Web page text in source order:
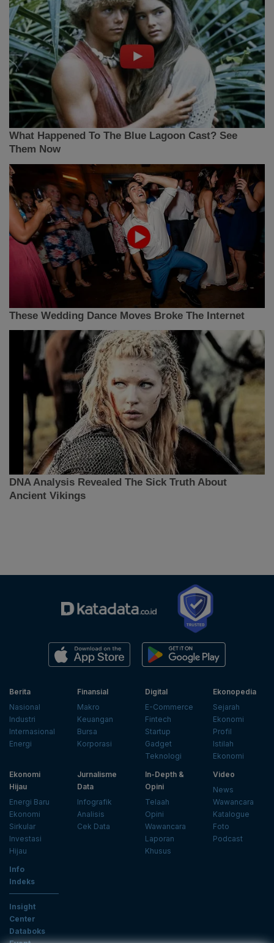
Berita
Nasional
Industri
Internasional
Energi
Finansial
Makro
Keuangan
Bursa
Korporasi
Digital
E-Commerce
Fintech
Startup
Gadget
Teknologi
Ekonopedia
Sejarah
Ekonomi
Profil
Istilah
Ekonomi
Ekonomi
Hijau
Energi Baru
Ekonomi
Sirkular
Investasi
Hijau
Jurnalisme
Data
Infografik
Analisis
Cek Data
In-Depth &
Opini
Telaah
Opini
Wawancara
Laporan
Khusus
Video
News
Wawancara
Katalogue
Foto
Podcast
Info
Indeks
Insight
Center
Databoks